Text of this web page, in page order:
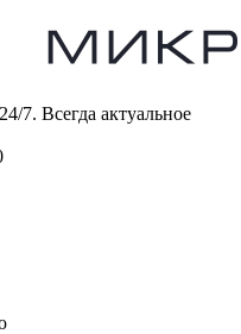
7. Всегда актуальное